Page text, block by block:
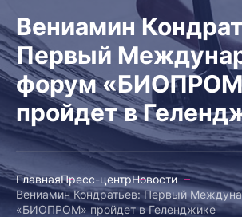
Вениамин
Первый
форум
пройдет в
ГлавнаяПресс-центрНовости
Вениамин Кондратьев: Первый
«БИОПРОМ» пройдет в Геленджике